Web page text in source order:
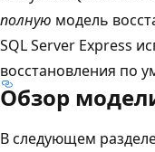
полную модель
SQL Server Express
восстановления по
Обзор
В следующем